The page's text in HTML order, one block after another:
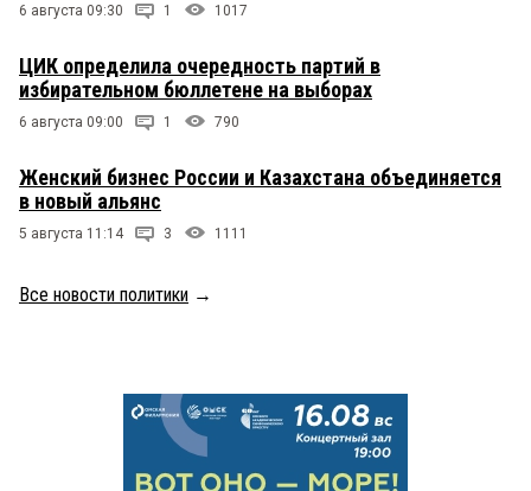
6 августа 09:30 1 1017
ЦИК определила очередность партий в
избирательном бюллетене на выборах
6 августа 09:00 1 790
Женский бизнес России и Казахстана объединяется
в новый альянс
5 августа 11:14 3 1111
Все новости политики →